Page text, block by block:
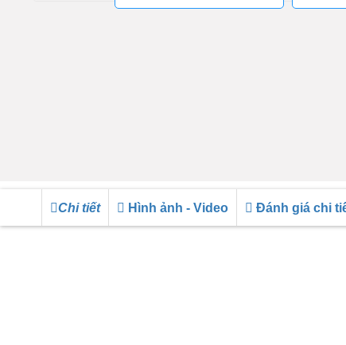
Chi tiết Hình ảnh - Video Đánh giá chi